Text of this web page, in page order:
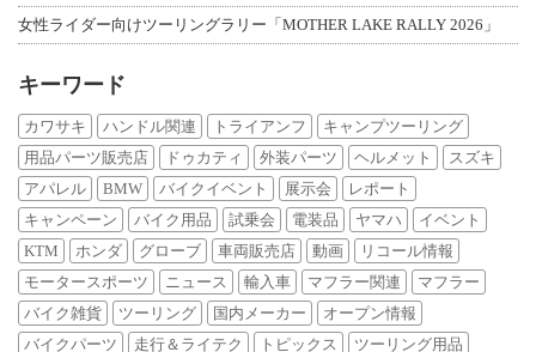
女性ライダー向けツーリングラリー「MOTHER LAKE RALLY 2026」
キーワード
カワサキ ハンドル関連 トライアンフ
キャンプツーリング
用品パーツ販売店
ドゥカティ 外装パーツ ヘルメット
スズキ
アパレル
BMW バイクイベント 展示会
レポート
キャンペーン
バイク用品 試乗会 電装品 ヤマハ
イベント
KTM
ホンダ グローブ 車両販売店 動画
リコール情報
モータースポーツ
ニュース 輸入車 マフラー関連
マフラー
バイク雑貨
ツーリング 国内メーカー
オープン情報
バイクパーツ
走行＆ライテク トピックス ツーリング用品